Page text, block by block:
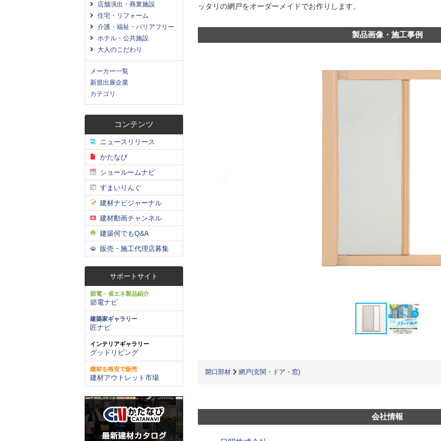
店舗演出・商業施設
住宅・リフォーム
介護・福祉・バリアフリー
ホテル・公共施設
大人のこだわり
メーカー一覧
新規出展企業
カテゴリ
コンテンツ
ニュースリリース
かたなび
ショールームナビ
すまいりんぐ
建材ナビジャーナル
建材動画チャンネル
建築何でもQ&A
販売・施工代理店募集
サポートサイト
節電・省エネ製品紹介
節電ナビ
建築家ギャラリー
匠ナビ
インテリアギャラリー
グッドリビング
建材を格安で販売
建材アウトレット市場
ッタリの網戸をオーダーメイドでお作りします。
製品画像・施工事例
開口部材 網戸(玄関・ドア・窓)
会社情報